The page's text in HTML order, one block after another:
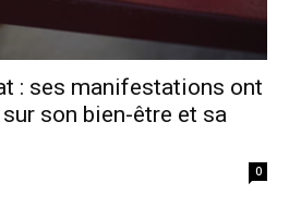
: ses manifestations ont
son bien-être et sa
0